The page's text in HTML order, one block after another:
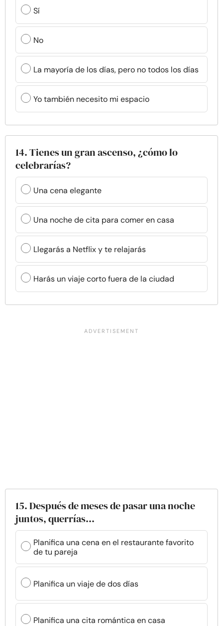
Sí
No
La mayoría de los días, pero no todos los días
Yo también necesito mi espacio
14. Tienes un gran ascenso, ¿cómo lo
celebrarías?
Una cena elegante
Una noche de cita para comer en casa
Llegarás a Netflix y te relajarás
Harás un viaje corto fuera de la ciudad
15. Después de meses de pasar una noche
juntos, querrías...
Planifica una cena en el restaurante favorito
de tu pareja
Planifica un viaje de dos días
Planifica una cita romántica en casa